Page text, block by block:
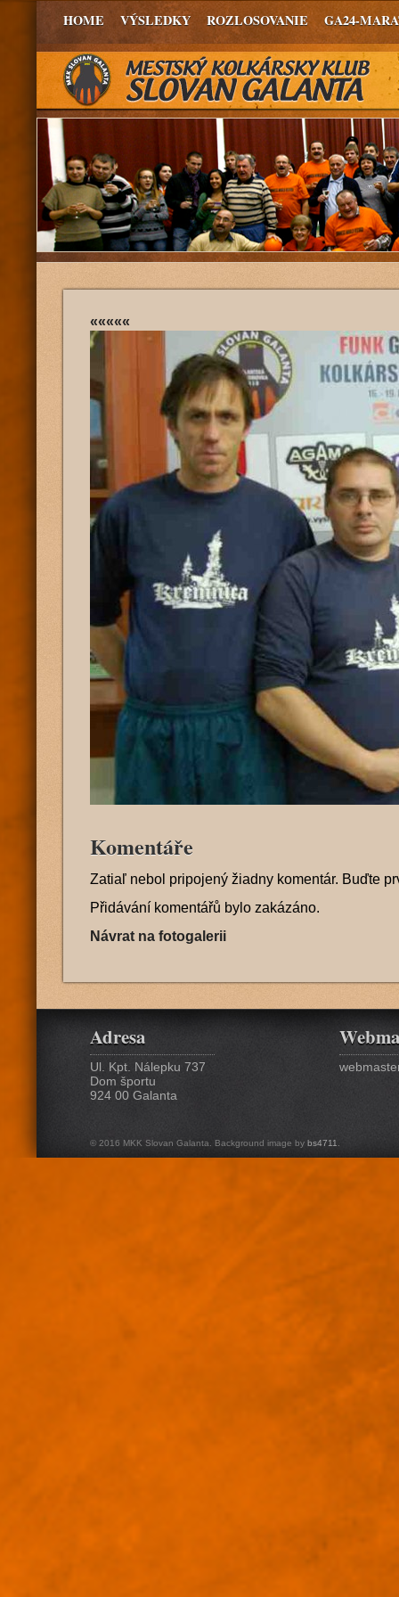
HOME VÝSLEDKY ROZLOSOVANIE GA24-
«««««
Komentáře
Zatiaľ nebol pripojený žiadny komentár. Buďte
Přidávání komentářů bylo zakázáno.
Návrat na fotogalerii
Adresa
Ul. Kpt. Nálepku 737
Dom športu
924 00 Galanta
© 2016 MKK Slovan Galanta. Background image by bs4711